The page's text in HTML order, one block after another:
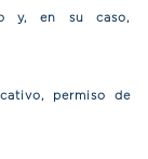
y, en su caso,
permiso de